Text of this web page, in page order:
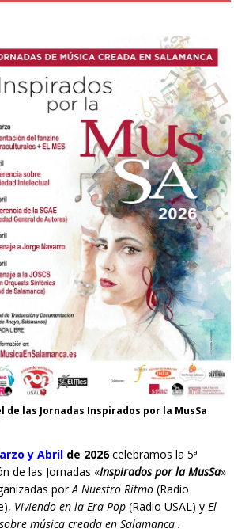
de las Jornadas Inspirados por la MusSa
y Abril de 2026celebramos la 5ª
de las Jornadas «Inspirados por la MusSa»
porA Nuestro Ritmo(Radio
Viviendo en la Era Pop(Radio USAL) y El
música creada en Salamanca .